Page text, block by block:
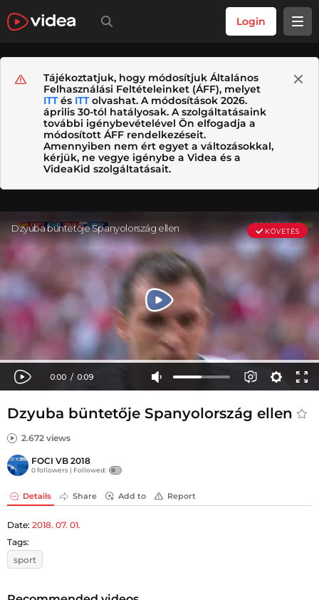
Login
Tájékoztatjuk, hogy módosítjuk Általános
Felhasználási Feltételeinket (ÁFF), melyet
ITTés ITTolvashat. A módosítások 2026.
április 30-tól hatályosak. A szolgáltatásaink
további igénybevételével Ön elfogadja a
módosított ÁFF rendelkezéseit.
Amennyiben nem ért egyet a változásokkal,
kérjük, ne vegye igénybe a Videa és a
VideaKid szolgáltatásait.
Dzyuba büntetője Spanyolország ellen
2.672 views
FOCI VB 2018
0 followers | Followed:
Details Share Add to Report
Date: 2018. 07. 01.
Tags:
sport